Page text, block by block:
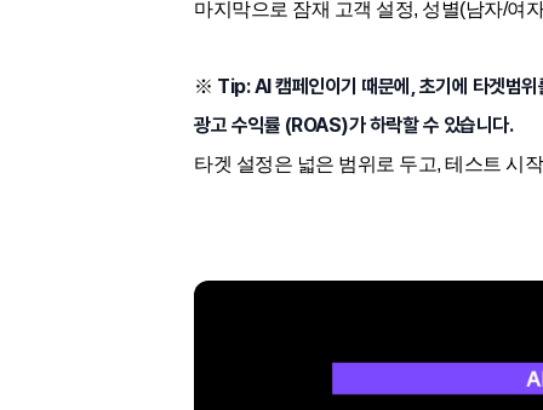
마지막으로 잠재 고객 설정, 성별(남자/여
※ Tip: AI 캠페인이기 때문에, 초기에 타겟범
광고 수익률 (ROAS)가 하락할 수 있습니다.
타겟 설정은 넓은 범위로 두고, 테스트 시